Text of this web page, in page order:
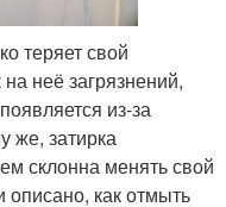
теряет свой
неё загрязнений,
из-за
же, затирка
склонна менять свой
описано, как отмыть